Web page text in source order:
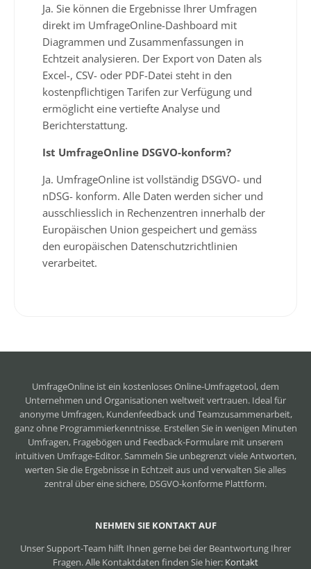
Ja. Sie können die Ergebnisse Ihrer Umfragen
direkt im UmfrageOnline-Dashboard mit
Diagrammen und Zusammenfassungen in
Echtzeit analysieren. Der Export von Daten als
Excel-, CSV- oder PDF-Datei steht in den
kostenpflichtigen Tarifen zur Verfügung und
ermöglicht eine vertiefte Analyse und
Berichterstattung.
Ist UmfrageOnline DSGVO-konform?
Ja. UmfrageOnline ist vollständig DSGVO- und
nDSG- konform. Alle Daten werden sicher und
ausschliesslich in Rechenzentren innerhalb der
Europäischen Union gespeichert und gemäss
den europäischen Datenschutzrichtlinien
verarbeitet.
UmfrageOnline ist ein kostenloses Online-Umfragetool, dem
Unternehmen und Organisationen weltweit vertrauen. Ideal für
anonyme Umfragen, Kundenfeedback und Teamzusammenarbeit,
ganz ohne Programmierkenntnisse. Erstellen Sie in wenigen Minuten
Umfragen, Fragebögen und Feedback-Formulare mit unserem
intuitiven Umfrage-Editor. Sammeln Sie unbegrenzt viele Antworten,
werten Sie die Ergebnisse in Echtzeit aus und verwalten Sie alles
zentral über eine sichere, DSGVO-konforme Plattform.
NEHMEN SIE KONTAKT AUF
Unser Support-Team hilft Ihnen gerne bei der Beantwortung Ihrer
Fragen. Alle Kontaktdaten finden Sie hier: Kontakt